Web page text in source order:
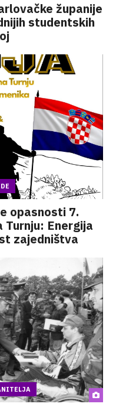
županije
studentskih
opasnosti 7.
Turnju: Energija
zajedništva